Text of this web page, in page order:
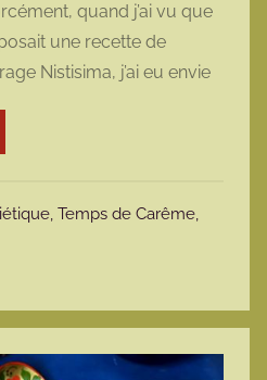
quand j’ai vu que
une recette de
Nistisima, j’ai eu envie
, Temps de Carême,